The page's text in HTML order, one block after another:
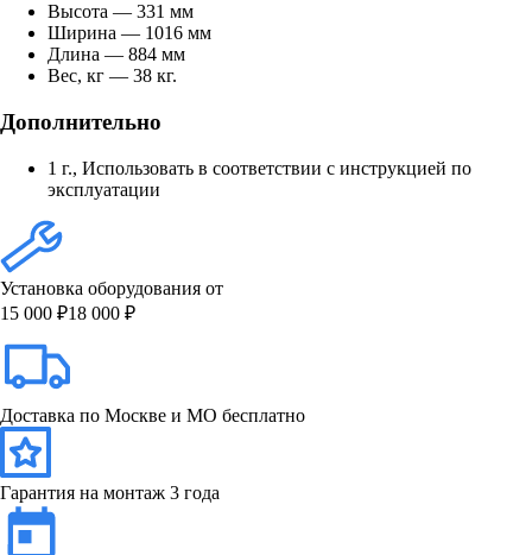
Высота — 331 мм
Ширина — 1016 мм
Длина — 884 мм
Вес, кг — 38 кг.
Дополнительно
1 г., Использовать в соответствии с инструкцией по
эксплуатации
Установка оборудования от
15 000 ₽18 000 ₽
Доставка по Москве и МО бесплатно
Гарантия на монтаж 3 года